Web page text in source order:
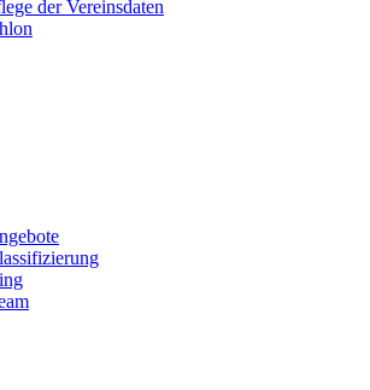
der Vereinsdaten